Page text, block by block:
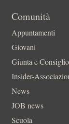
Comunità
Appuntamenti
Giovani
Giunta e Consiglio
Insider-
News
JOB news
Scuola